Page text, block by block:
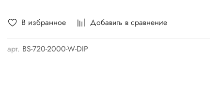
В избранное Добавить в сравнение
арт. BS-720-2000-W-DIP